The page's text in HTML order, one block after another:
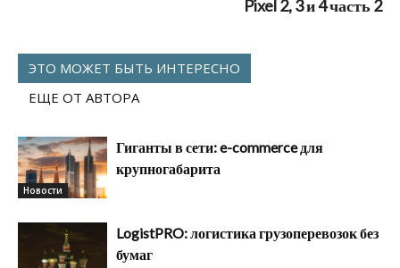
Pixel 2, 3 и 4 часть 2
ЭТО МОЖЕТ БЫТЬ ИНТЕРЕСНО
ЕЩЕ ОТ АВТОРА
Новости
Гиганты в сети: e-commerce для
крупногабарита
LogistPRO: логистика грузоперевозок без
бумаг